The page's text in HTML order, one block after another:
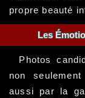
propre beauté
Les
Photos
non
aussi par la